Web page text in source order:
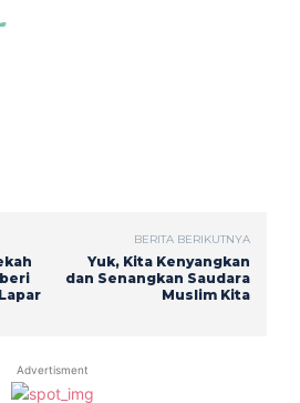
BERITA BERIKUTNYA
Yuk, Kita Kenyangkan
dan Senangkan Saudara
Muslim Kita
Advertisment